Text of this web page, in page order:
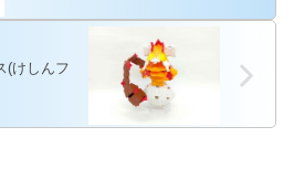
(けしんフ